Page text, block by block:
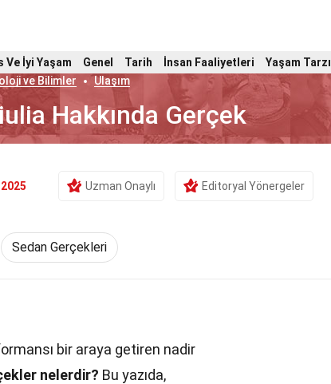
Ve İyi Yaşam Genel Tarih İnsan Faaliyetleri Yaşam Tarzı
ve Bilimler Ulaşım
Hakkında Gerçek
Uzman Onaylı Editoryal Yönergeler
Sedan Gerçekleri
bir araya getiren nadir
nelerdir? Bu yazıda,